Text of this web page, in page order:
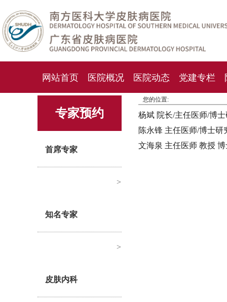
网站首页 医院概况 医院动态 党建专栏
化妆品检测中心 期刊杂志 就诊指南 人才
专家预约
首席专家
>
知名专家
>
皮肤内科
您的位置:
杨斌 院长/主任医师/博
陈永锋 主任医师/博士研
文海泉 主任医师 教授